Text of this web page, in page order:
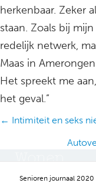
herkenbaar. Zeker
staan. Zoals bij
redelijk netwerk,
Maas in
Het spreekt me
het geval.”
Posts
← Intimiteit en seks
Senioren journaal 2020 |